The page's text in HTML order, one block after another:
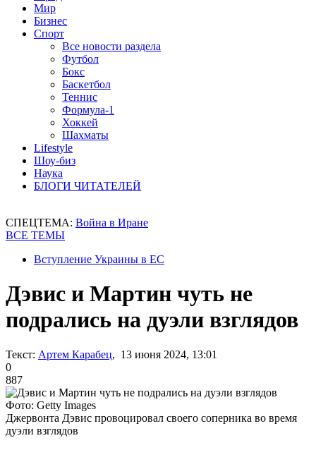
Мир
Бизнес
Спорт
Все новости раздела
Футбол
Бокс
Баскетбол
Теннис
Формула-1
Хоккей
Шахматы
Lifestyle
Шоу-биз
Наука
БЛОГИ ЧИТАТЕЛЕЙ
СПЕЦТЕМА: Война в Иране
ВСЕ ТЕМЫ
Вступление Украины в ЕС
Дэвис и Мартин чуть не
подрались на дуэли взглядов
Текст: Артем Карабец, 13 июня 2024, 13:01
0
887
Фото: Getty Images
Джервонта Дэвис провоцировал своего соперника во время
дуэли взглядов